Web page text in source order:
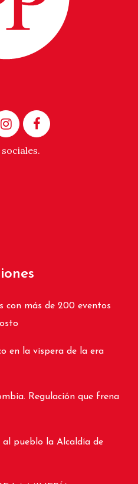
sociales.
con más de 200 eventos
en la víspera de la era
Regulación que frena
pueblo la Alcaldía de